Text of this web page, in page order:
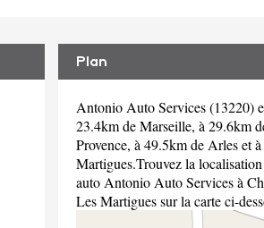
Plan
Antonio Auto Services (13220)
23.4km de Marseille, à 29.6km
Provence, à 49.5km de Arles et
Martigues.Trouvez la
auto Antonio Auto Services à
Les Martigues sur la carte ci-